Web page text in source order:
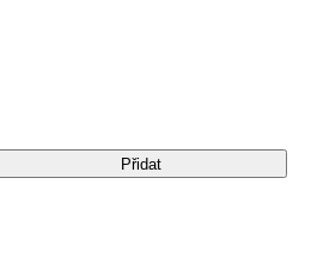
Přidat